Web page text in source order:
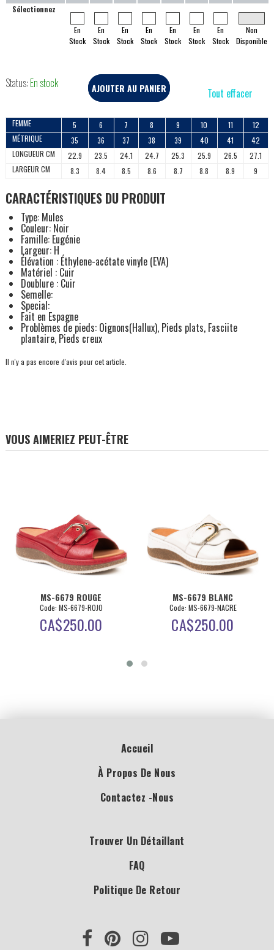
Sélectionnez
En
Stock
En
Stock
En
Stock
En
Stock
En
Stock
En
Stock
En
Stock
Non
Disponible
Status: En stock AJOUTER AU PANIER Tout effacer
FEMME 5 6 7 8 9 10 11
12
MÉTRIQUE
35 36 37 38 39 40 41
42
LONGUEUR CM
22.9 23.5 24.1 24.7 25.3 25.9 26.5
27.1
LARGEUR CM
8.3 8.4 8.5 8.6 8.7 8.8 8.9 9
CARACTÉRISTIQUES DU PRODUIT
Type: Mules
Couleur: Noir
Famille: Eugénie
Largeur: H
Élévation : Éthylene-acétate vinyle (EVA)
Matériel : Cuir
Doublure : Cuir
Semelle:
Special:
Fait en Espagne
Problèmes de pieds: Oignons(Hallux), Pieds plats, Fasciite
plantaire, Pieds creux
Il n'y a pas encore d'avis pour cet article.
VOUS AIMERIEZ PEUT-ÊTRE
MS-6679 ROUGE
Code: MS-6679-ROJO
CA$250.00
MS-6679 BLANC
Code: MS-6679-NACRE
CA$250.00
Accueil
À Propos De Nous
Contactez -nous
Trouver Un Détaillant
FAQ
Politique De Retour